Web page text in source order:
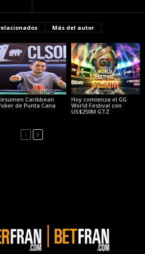
Más del autor
Caribbean
de Punta Cana
Hoy comienza el GG
World Festival con
US$250M GTZ